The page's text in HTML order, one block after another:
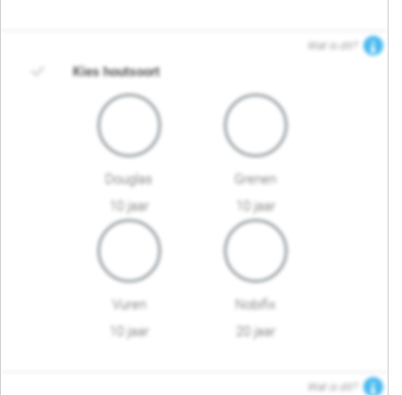
Wat is dit?
Kies houtsoort
Douglas
10 jaar
Grenen
10 jaar
Vuren
10 jaar
Nobifix
20 jaar
Wat is dit?